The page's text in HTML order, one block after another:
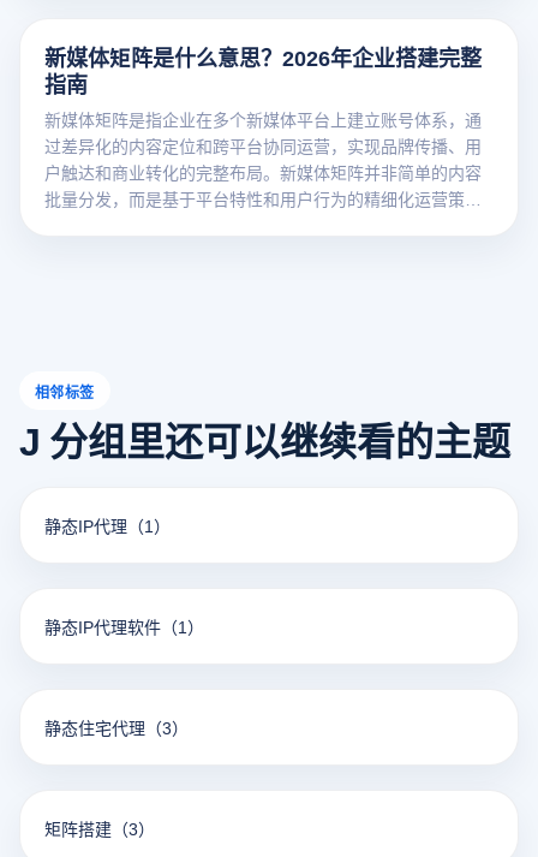
新媒体矩阵是什么意思？2026年企业搭建完整
指南
新媒体矩阵是指企业在多个新媒体平台上建立账号体系，通
过差异化的内容定位和跨平台协同运营，实现品牌传播、用
户触达和商业转化的完整布局。新媒体矩阵并非简单的内容
批量分发，而是基于平台特性和用户行为的精细化运营策
相邻标签
J 分组里还可以继续看的主题
静态IP代理 （1）
静态IP代理软件 （1）
静态住宅代理 （3）
矩阵搭建 （3）